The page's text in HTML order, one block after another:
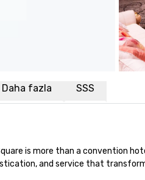
Daha fazla SSS
is more than a convention
and service that